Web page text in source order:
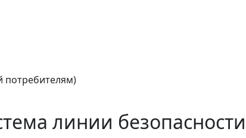
потребителям)
линии безопасности